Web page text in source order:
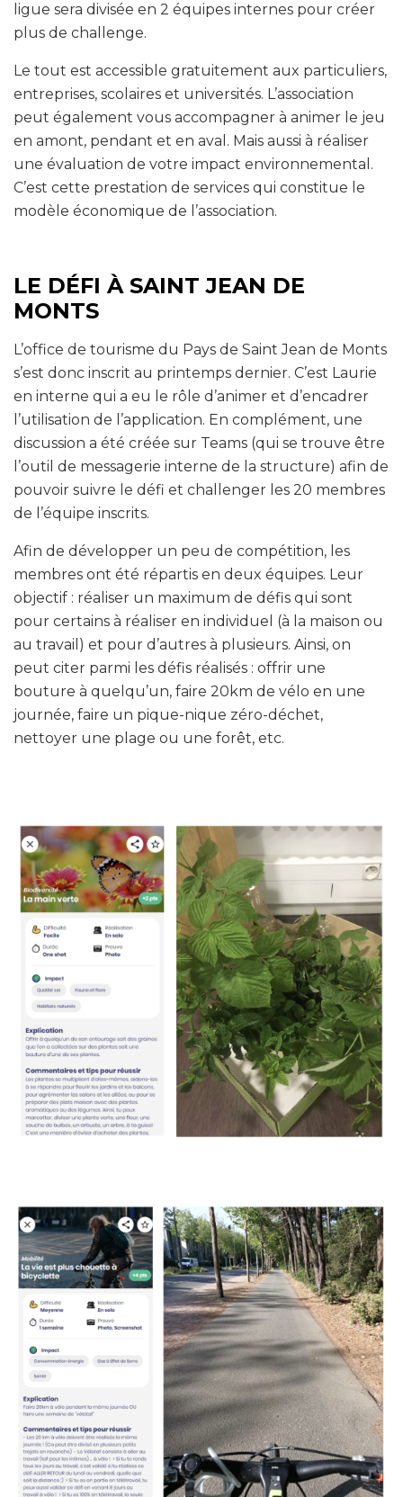
ligue sera divisée en 2 équipes internes pour créer
plus de challenge.
Le tout est accessible gratuitement aux particuliers,
entreprises, scolaires et universités. L’association
peut également vous accompagner à animer le jeu
en amont, pendant et en aval. Mais aussi à réaliser
une évaluation de votre impact environnemental.
C’est cette prestation de services qui constitue le
modèle économique de l’association.
LE DÉFI À SAINT JEAN DE
MONTS
L’office de tourisme du Pays de Saint Jean de Monts
s’est donc inscrit au printemps dernier. C’est Laurie
en interne qui a eu le rôle d’animer et d’encadrer
l’utilisation de l’application. En complément, une
discussion a été créée sur Teams (qui se trouve être
l’outil de messagerie interne de la structure) afin de
pouvoir suivre le défi et challenger les 20 membres
de l’équipe inscrits.
Afin de développer un peu de compétition, les
membres ont été répartis en deux équipes. Leur
objectif : réaliser un maximum de défis qui sont
pour certains à réaliser en individuel (à la maison ou
au travail) et pour d’autres à plusieurs. Ainsi, on
peut citer parmi les défis réalisés : offrir une
bouture à quelqu’un, faire 20km de vélo en une
journée, faire un pique-nique zéro-déchet,
nettoyer une plage ou une forêt, etc.